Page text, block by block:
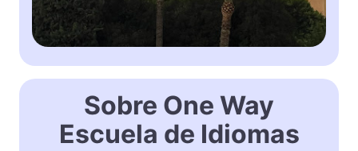
Sobre One Way
Escuela de Idiomas